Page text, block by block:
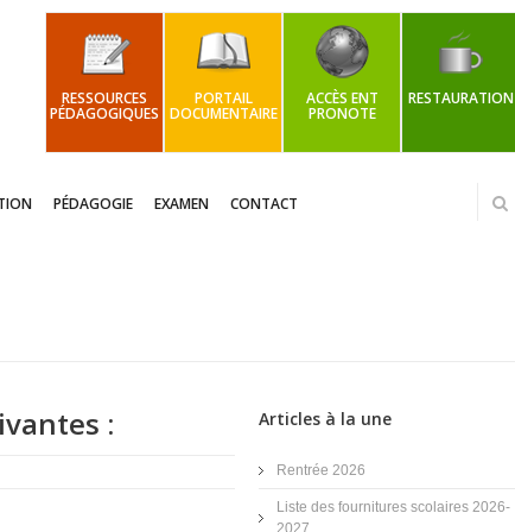
RESSOURCES
PÉDAGOGIQUES
PORTAIL
DOCUMENTAIRE
ACCÈS ENT
PRONOTE
RESTAURATION
PÉDAGOGIE EXAMEN CONTACT
: Articles à la une
Rentrée 2026
Liste des fournitures scolaires 2026-
2027